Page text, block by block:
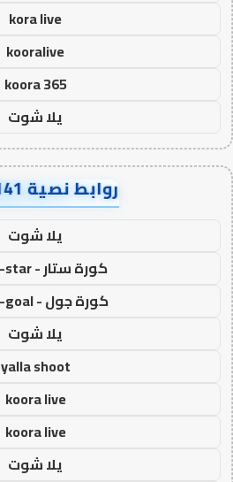
kora live
kooralive
koora 365
يلا شوت
روابط نصية AA90141
يلا شوت
كورة ستار - koora-star
كورة جول - koora-goal
يلا شوت
yalla shoot
koora live
koora live
يلا شوت